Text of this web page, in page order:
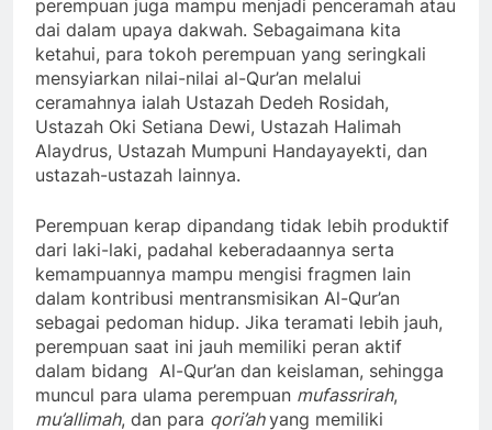
perempuan juga mampu menjadi penceramah atau
dai dalam upaya dakwah. Sebagaimana kita
ketahui, para tokoh perempuan yang seringkali
mensyiarkan nilai-nilai al-Qur’an melalui
ceramahnya ialah Ustazah Dedeh Rosidah,
Ustazah Oki Setiana Dewi, Ustazah Halimah
Alaydrus, Ustazah Mumpuni Handayayekti, dan
ustazah-ustazah lainnya.
Perempuan kerap dipandang tidak lebih produktif
dari laki-laki, padahal keberadaannya serta
kemampuannya mampu mengisi fragmen lain
dalam kontribusi mentransmisikan Al-Qur’an
sebagai pedoman hidup. Jika teramati lebih jauh,
perempuan saat ini jauh memiliki peran aktif
dalam bidang Al-Qur’an dan keislaman, sehingga
muncul para ulama perempuan mufassrirah,
mu’allimah, dan para qori’ahyang memiliki